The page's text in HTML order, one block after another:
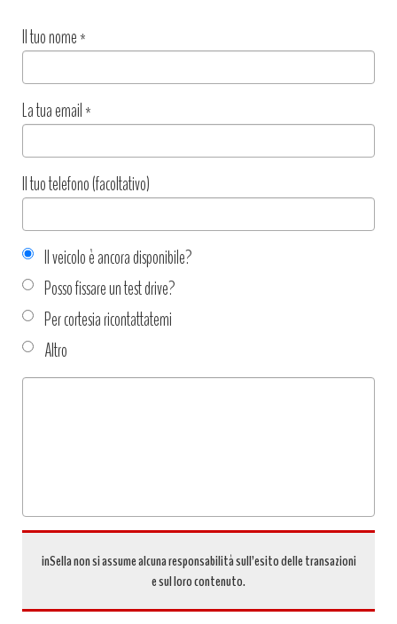
Il tuo nome*
La tua email*
Il tuo telefono (facoltativo)
Il veicolo è ancora disponibile?
Posso fissare un test drive?
Per cortesia ricontattatemi
Altro
Tipo
inSella non si assume alcuna responsabilità sull’esito delle transazioni
e sul loro contenuto.